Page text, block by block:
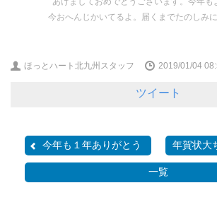
今おへんじかいてるよ。届くまでたのしみに
ほっとハート北九州スタッフ 2019/01/04
ツイート
今年も１年ありがとう
一覧